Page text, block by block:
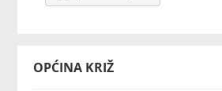
OPĆINA KRIŽ